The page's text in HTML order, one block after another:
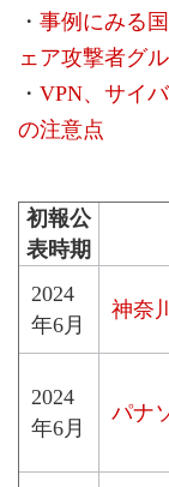
・ 事例にみる
ェア攻撃者グ
・ VPN、サイ
の注意点
初報公
表時期
2024
年6月
神奈
2024
年6月
パナ